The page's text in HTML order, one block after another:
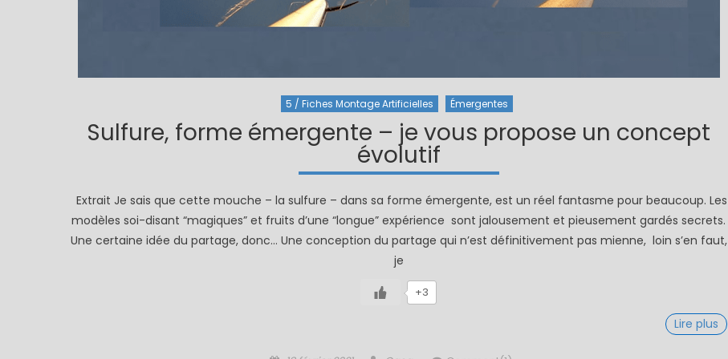
5 / Fiches Montage Artificielles Émergentes
Sulfure, forme émergente – je vous propose un concept
évolutif
Extrait Je sais que cette mouche – la sulfure – dans sa forme émergente, est un réel fantasme pour beaucoup. Les
modèles soi-disant “magiques” et fruits d’une “longue” expérience sont jalousement et pieusement gardés secrets.
Une certaine idée du partage, donc… Une conception du partage qui n’est définitivement pas mienne, loin s’en faut,
je
+3
Lire plus